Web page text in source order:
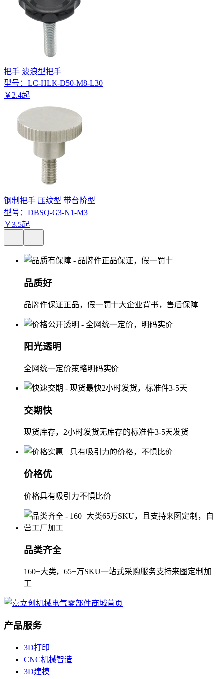
把手 波浪型把手
型号： LC-HLK-D50-M8-L30
￥ 2.4起
钢制把手 压纹型 带台阶型
型号： DBSQ-G3-N1-M3
￥3.5起
品质好
品牌件保证正品，假一罚十大企业背书，售后保障
阳光透明
全网统一定价策略明码实价
交期快
现货库存，2小时发货无库存的标准件3-5天发货
价格优
价格具有吸引力不惧比价
品类齐全
160+大类，65+万SKU一站式采购服务支持来图定制加
工
产品服务
3D打印
CNC机械智造
3D建模